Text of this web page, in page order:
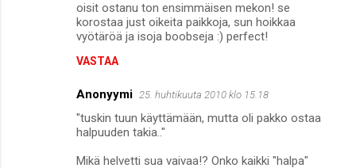
oisit ostanu ton ensimmäisen mekon! se
korostaa just oikeita paikkoja, sun hoikkaa
vyötäröä ja isoja boobseja :) perfect!
VASTAA
Anonyymi 25. huhtikuuta 2010 klo 15.18
"tuskin tuun käyttämään, mutta oli pakko ostaa
halpuuden takia.."
Mikä helvetti sua vaivaa!? Onko kaikki "halpa"